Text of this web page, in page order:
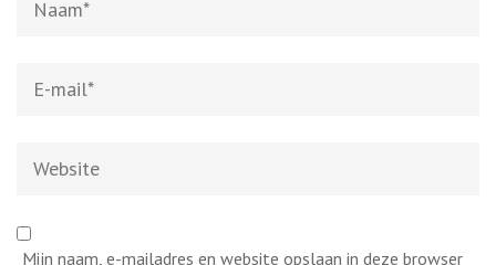
mail*
Mijn naam, e-mailadres en website opslaan in deze browser